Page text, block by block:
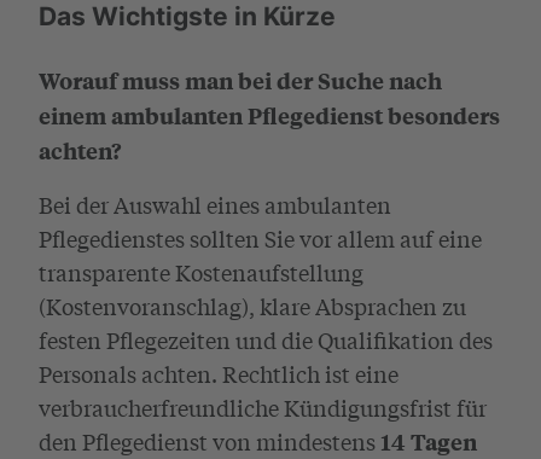
Das Wichtigste in Kürze
Worauf muss man bei der Suche nach
einem ambulanten Pflegedienst besonders
achten?
Bei der Auswahl eines ambulanten
Pflegedienstes sollten Sie vor allem auf eine
transparente Kostenaufstellung
(Kostenvoranschlag), klare Absprachen zu
festen Pflegezeiten und die Qualifikation des
Personals achten. Rechtlich ist eine
verbraucherfreundliche Kündigungsfrist für
den Pflegedienst von mindestens 14 Tagen